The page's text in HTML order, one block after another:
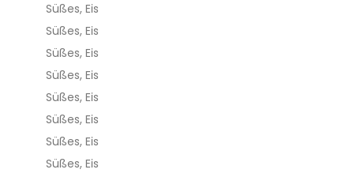
Süßes, Eis
Süßes, Eis
Süßes, Eis
Süßes, Eis
Süßes, Eis
Süßes, Eis
Süßes, Eis
Süßes, Eis